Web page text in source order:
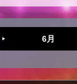
6月